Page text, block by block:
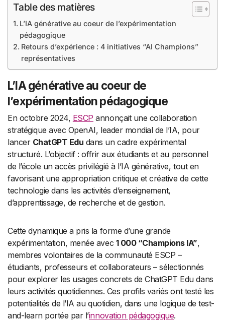
Table des matières
L’IA générative au coeur de l’expérimentation
pédagogique
Retours d’expérience : 4 initiatives “AI Champions”
représentatives
L’IA générative au coeur de
l’expérimentation pédagogique
En octobre 2024, ESCP annonçait une collaboration
stratégique avec OpenAI, leader mondial de l’IA, pour
lancer ChatGPT Edu dans un cadre expérimental
structuré. L’objectif : offrir aux étudiants et au personnel
de l’école un accès privilégié à l’IA générative, tout en
favorisant une appropriation critique et créative de cette
technologie dans les activités d’enseignement,
d’apprentissage, de recherche et de gestion.
Cette dynamique a pris la forme d’une grande
expérimentation, menée avec 1 000 “Champions IA”,
membres volontaires de la communauté ESCP –
étudiants, professeurs et collaborateurs – sélectionnés
pour explorer les usages concrets de ChatGPT Edu dans
leurs activités quotidiennes. Ces profils variés ont testé les
potentialités de l’IA au quotidien, dans une logique de test-
and-learn portée par l’innovation pédagogique.